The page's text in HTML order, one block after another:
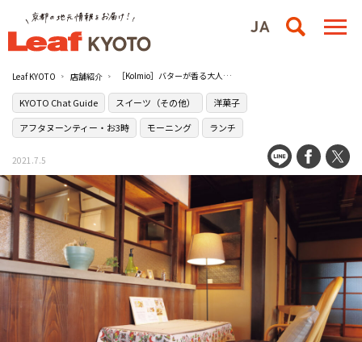
Leaf KYOTO 店舗紹介 ［Kolmio］バターが香る大人のクレープに夢中
KYOTO Chat Guide スイーツ（その他）
洋菓子
アフタヌーンティー・お3時
モーニング ランチ
2021.7.5